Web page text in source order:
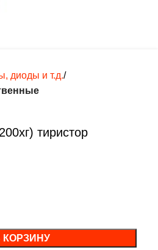
диоды и т.д.
тиристор
КОРЗИНУ